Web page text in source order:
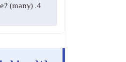
(many)